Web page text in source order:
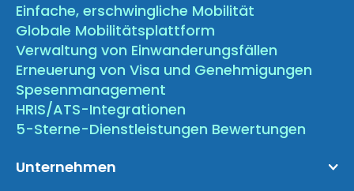
Einfache, erschwingliche Mobilität
Globale Mobilitätsplattform
Verwaltung von Einwanderungsfällen
Erneuerung von Visa und Genehmigungen
Spesenmanagement
HRIS/ATS-Integrationen
5-Sterne-Dienstleistungen Bewertungen
Unternehmen